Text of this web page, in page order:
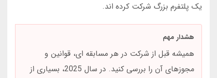
یک پلتفرم بزرگ شرکت کرده اند.
هشدار مهم
همیشه قبل از شرکت در هر مسابقه ای، قوانین و
مجوزهای آن را بررسی کنید. در سال 2025، بسیاری از